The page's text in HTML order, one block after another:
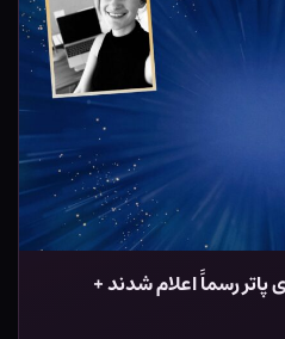
پاتر رسماً اعلام شدند +